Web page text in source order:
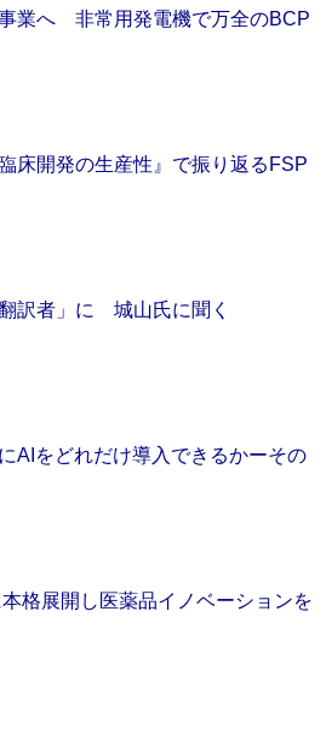
業へ 非常用発電機で万全のBCP
床開発の生産性』で振り返るFSP
訳者」に 城山氏に聞く
AIをどれだけ導入できるかーその
格展開し医薬品イノベーションを